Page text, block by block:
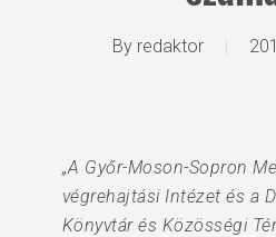
By redaktor
„A Győr-Moson-Sopron
végrehajtási Intézet és a
Könyvtár és Közösségi